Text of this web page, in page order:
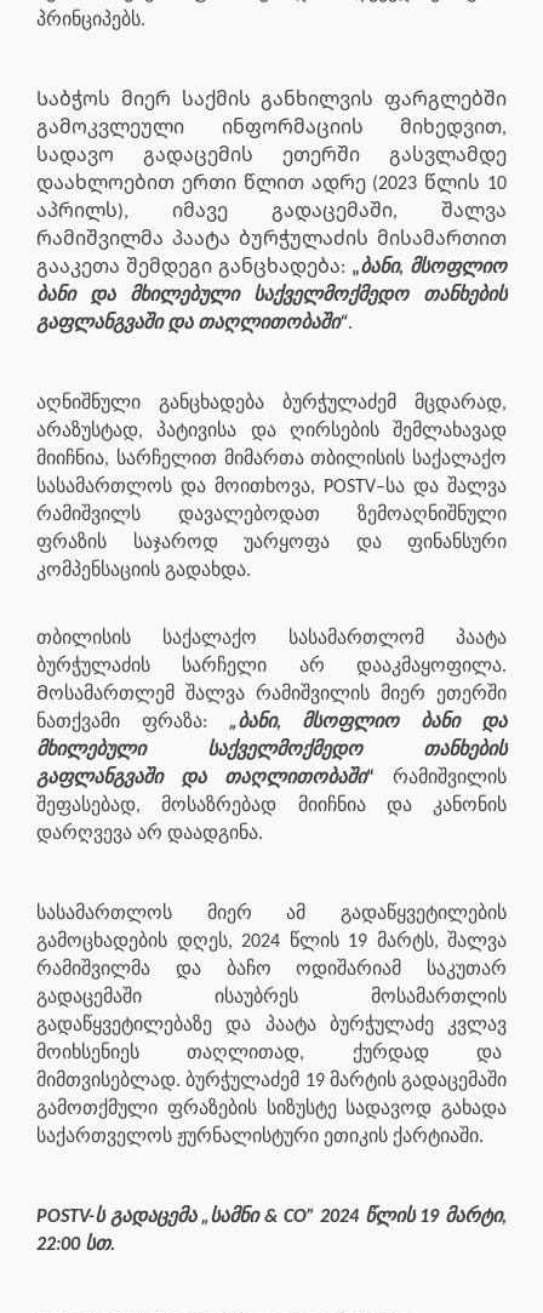
პრინციპებს.
Საბჭოს მიერ საქმის განხილვის ფარგლებში
გამოკვლეული ინფორმაციის მიხედვით,
სადავო გადაცემის ეთერში გასვლამდე
დაახლოებით ერთი წლით ადრე (2023 წლის 10
აპრილს), იმავე გადაცემაში, შალვა
რამიშვილმა პაატა ბურჭულაძის მისამართით
გააკეთა შემდეგი განცხადება: „ბანი, მსოფლიო
ბანი და მხილებული საქველმოქმედო თანხების
გაფლანგვაში და თაღლითობაში“.
აღნიშნული განცხადება ბურჭულაძემ მცდარად,
არაზუსტად, პატივისა და ღირსების შემლახავად
მიიჩნია, სარჩელით მიმართა თბილისის საქალაქო
სასამართლოს და მოითხოვა, POSTV–სა და შალვა
რამიშვილს დავალებოდათ ზემოაღნიშნული
ფრაზის საჯაროდ უარყოფა და ფინანსური
კომპენსაციის გადახდა.
თბილისის საქალაქო სასამართლომ პაატა
ბურჭულაძის სარჩელი არ დააკმაყოფილა.
Მოსამართლემ შალვა რამიშვილის მიერ ეთერში
ნათქვამი ფრაზა: „ბანი, მსოფლიო ბანი და
მხილებული საქველმოქმედო თანხების
გაფლანგვაში და თაღლითობაში“ რამიშვილის
შეფასებად, მოსაზრებად მიიჩნია და კანონის
დარღვევა არ დაადგინა.
სასამართლოს მიერ ამ გადაწყვეტილების
გამოცხადების დღეს, 2024 წლის 19 მარტს, შალვა
რამიშვილმა და ბაჩო ოდიშარიამ საკუთარ
გადაცემაში ისაუბრეს მოსამართლის
გადაწყვეტილებაზე და პაატა ბურჭულაძე კვლავ
მოიხსენიეს თაღლითად, ქურდად და
მიმთვისებლად. ბურჭულაძემ 19 მარტის გადაცემაში
გამოთქმული ფრაზების სიზუსტე სადავოდ გახადა
საქართველოს ჟურნალისტური ეთიკის ქარტიაში.
POSTV-ს გადაცემა „სამნი & CO” 2024 წლის 19 მარტი,
22:00 სთ.